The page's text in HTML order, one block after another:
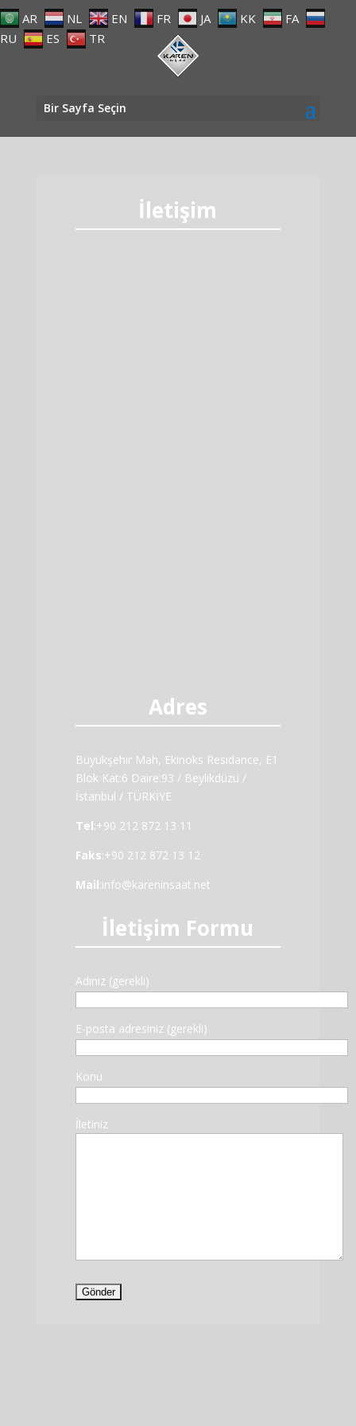
Bir Sayfa Seçin
İletişim
Adres
Büyükşehir Mah, Ekinoks Residance, E1
Blok Kat:6 Daire:93 / Beylikdüzü /
İstanbul / TÜRKİYE
Tel:+90 212 872 13 11
Faks:+90 212 872 13 12
Mail:info@kareninsaat.net
İletişim Formu
Adınız (gerekli)
E-posta adresiniz (gerekli)
Konu
İletiniz
AR NL EN FR JA KK
FA
RU
ES TR